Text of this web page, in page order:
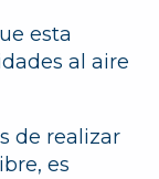
esta
al aire
de realizar
es